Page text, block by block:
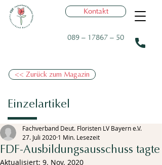
089 – 17867 – 50
Kontakt
<< Zurück zum Magazin
Einzelartikel
FDF-Ausbildungsausschuss tagte
Fachverband Deut. Floristen LV Bayern e.V.
27. Juli 2020 1 Min. Lesezeit
Aktualisiert: 9. Nov. 2020